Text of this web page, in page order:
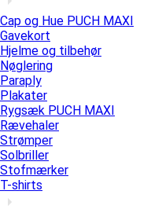
Cap og Hue PUCH MAXI
Gavekort
Hjelme og tilbehør
Nøglering
Paraply
Plakater
Rygsæk PUCH MAXI
Rævehaler
Strømper
Solbriller
Stofmærker
T-shirts